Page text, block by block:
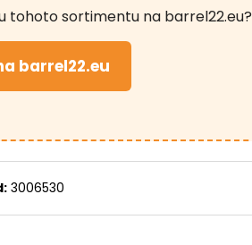
tohoto sortimentu na barrel22.eu?
barrel22.eu
3006530